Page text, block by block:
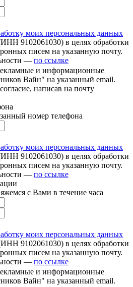
моих персональных данных
9102061030) в целях обработки
писем на указанную почту.
— по ссылке
и информационные
Вайн" на указанный email.
написав на почту
номер телефона
моих персональных данных
9102061030) в целях обработки
писем на указанную почту.
— по ссылке
с Вами в течение часа
моих персональных данных
9102061030) в целях обработки
писем на указанную почту.
— по ссылке
и информационные
Вайн" на указанный email.